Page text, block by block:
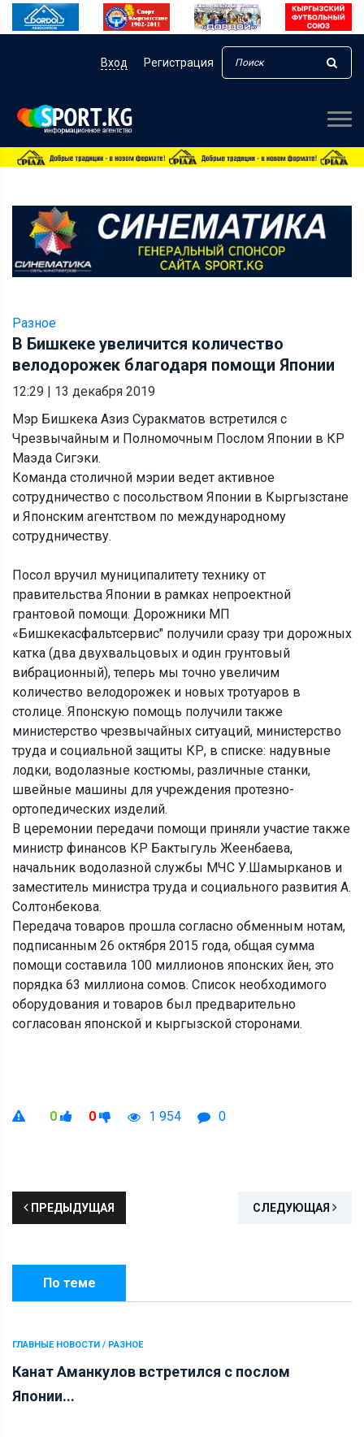
Вход Регистрация
Разное
В Бишкеке увеличится количество
велодорожек благодаря помощи Японии
12:29 | 13 декабря 2019
Мэр Бишкека Азиз Суракматов встретился с
Чрезвычайным и Полномочным Послом Японии в КР
Маэда Сигэки.
Команда столичной мэрии ведет активное
сотрудничество с посольством Японии в Кыргызстане
и Японским агентством по международному
сотрудничеству.
Посол вручил муниципалитету технику от
правительства Японии в рамках непроектной
грантовой помощи. Дорожники МП
«Бишкекасфальтсервис" получили сразу три дорожных
катка (два двухвальцовых и один грунтовый
вибрационный), теперь мы точно увеличим
количество велодорожек и новых тротуаров в
столице. Японскую помощь получили также
министерство чрезвычайных ситуаций, министерство
труда и социальной защиты КР, в списке: надувные
лодки, водолазные костюмы, различные станки,
швейные машины для учреждения протезно-
ортопедических изделий.
В церемонии передачи помощи приняли участие также
министр финансов КР Бактыгуль Жеенбаева,
начальник водолазной службы МЧС У.Шамырканов и
заместитель министра труда и социального развития А.
Солтонбекова.
Передача товаров прошла согласно обменным нотам,
подписанным 26 октября 2015 года, общая сумма
помощи составила 100 миллионов японских йен, это
порядка 63 миллиона сомов. Список необходимого
оборудования и товаров был предварительно
согласован японской и кыргызской сторонами.
0 0 1 954 0
ПРЕДЫДУЩАЯ СЛЕДУЮЩАЯ
По теме
ГЛАВНЫЕ НОВОСТИ / РАЗНОЕ
Канат Аманкулов встретился с послом
Японии...